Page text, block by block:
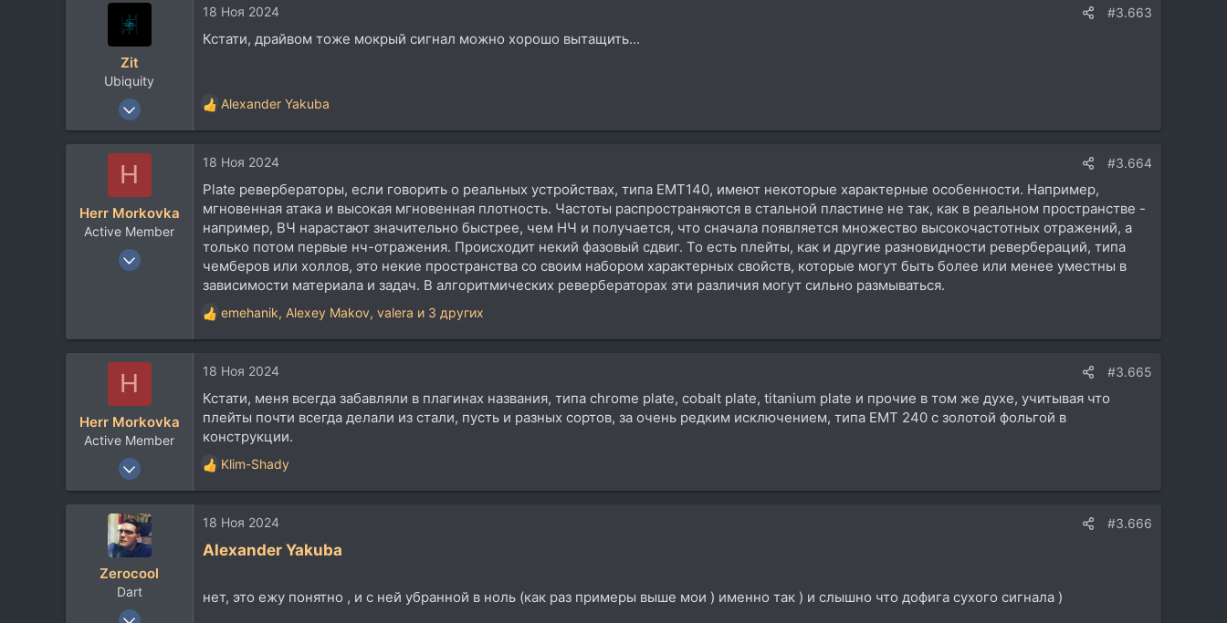
Москва
Zit
Ubiquity
18 Май 2005
5.738
Москва
18 Ноя 2024 #3.663
Кстати, драйвом тоже мокрый сигнал можно хорошо вытащить...
Р
е
к
и
и
:
Alexander Yakuba
H
Herr Morkovka
Active Member
18 Ноя 2018
18 Ноя 2024 #3.664
Plate ревербераторы, если говорить о реальных устройствах, типа EMT140, имеют некоторые характерные особенности. Например,
мгновенная атака и высокая мгновенная плотность. Частоты распространяются в стальной пластине не так, как в реальном пространстве -
например, ВЧ нарастают значительно быстрее, чем НЧ и получается, что сначала появляется множество высокочастотных отражений, а
только потом первые нч-отражения. Происходит некий фазовый сдвиг. То есть плейты, как и другие разновидности ревербераций, типа
чемберов или холлов, это некие пространства со своим набором характерных свойств, которые могут быть более или менее уместны в
зависимости материала и задач. В алгоритмических ревербераторах эти различия могут сильно размываться.
Р
е
к
и
и
:
emehanik, Alexey Makov, valera и 3 других
H
Herr Morkovka
Active Member
18 Ноя 2018
143
18 Ноя 2024 #3.665
Кстати, меня всегда забавляли в плагинах названия, типа chrome plate, cobalt plate, titanium plate и прочие в том же духе, учитывая что
плейты почти всегда делали из стали, пусть и разных сортов, за очень редким исключением, типа EMT 240 с золотой фольгой в
конструкции.
Р
е
к
ц
и
:
Klim-Shady
Zerocool
Dart
18 Май 2003
18 Ноя 2024 #3.666
Alexander Yakuba
нет, это ежу понятно , и с ней убранной в ноль (как раз примеры выше мои ) именно так ) и слышно что дофига сухого сигнала )